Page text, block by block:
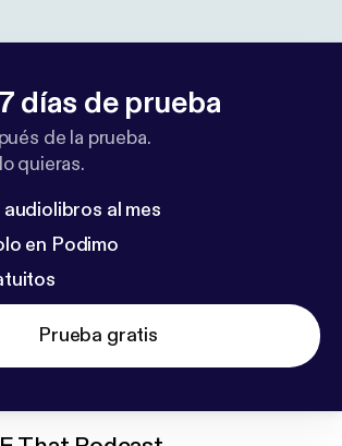
días de prueba
de la prueba.
quieras.
al mes
en Podimo
Prueba gratis